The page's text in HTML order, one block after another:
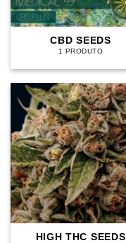
CBD SEEDS
1 PRODUTO
HIGH THC SEEDS